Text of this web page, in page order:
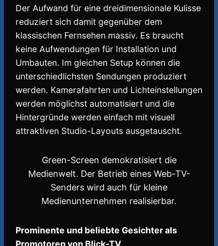
Der Aufwand für eine dreidimensionale Kulisse
reduziert sich damit gegenüber dem
klassischen Fernsehen massiv. Es braucht
keine Aufwendungen für Installation und
Umbauten. Im gleichen Setup können die
unterschiedlichsten Sendungen produziert
werden. Kamerafahrten und Lichteinstellungen
werden möglichst automatisiert und die
Hintergründe werden einfach mit visuell
attraktiven Studio-Layouts ausgetauscht.
Green-Screen demokratisiert die
Medienwelt. Der Betrieb eines Web-TV-
Senders wird auch für kleine
Medienunternehmen realisierbar.
Prominente und beliebte Gesichter als
Promotoren von Blick-TV